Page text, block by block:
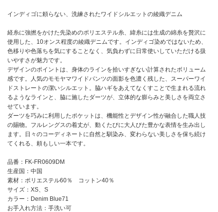
インディゴに頼らない、洗練されたワイドシルエットの綾織デニム
経糸に強撚をかけた先染めのポリエステル糸、緯糸には生成の綿糸を贅沢に
使用した、10オンス程度の綾織デニムです。インディゴ染めではないため、
色移りや色落ちを気にすることなく、気負わずに日常使いしていただける扱
いやすさが魅力です。
デザインのポイントは、身体のラインを拾いすぎない計算されたボリューム
感です。人気のモモヤマワイドパンツの面影を色濃く残した、スーパーワイ
ドストレートの潔いシルエット。脇ハギをあえてなくすことで生まれる流れ
るようなラインと、脇に施したダーツが、立体的な膨らみと美しさを両立さ
せています。
ダーツを巧みに利用したポケットは、機能性とデザイン性が融合した職人技
の賜物。フルレングスの着丈が、動くたびに大人びた豊かな表情を生み出し
ます。日々のコーディネートに自然と馴染み、変わらない美しさを保ち続け
てくれる、頼もしい一本です。
品番：FK-FR0609DM
生産国：中国
素材：ポリエステル60％ コットン40％
サイズ：XS、S
カラー：Denim Blue71
お手入れ方法：手洗い可